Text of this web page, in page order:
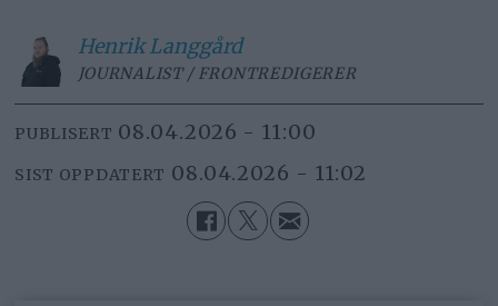
Henrik Langgård
JOURNALIST / FRONTREDIGERER
PUBLISERT 08.04.2026 - 11:00
SIST OPPDATERT 08.04.2026 - 11:02